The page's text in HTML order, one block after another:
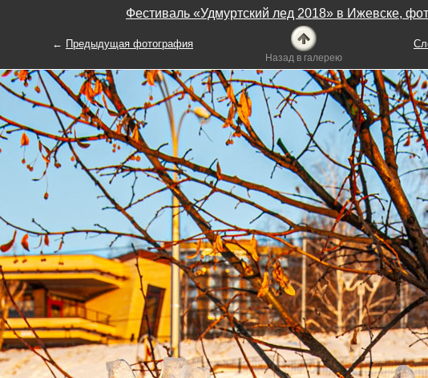
Фестиваль «Удмуртский лед 2018» в Ижевске,
← Предыдущая фотография
Назад в галерею